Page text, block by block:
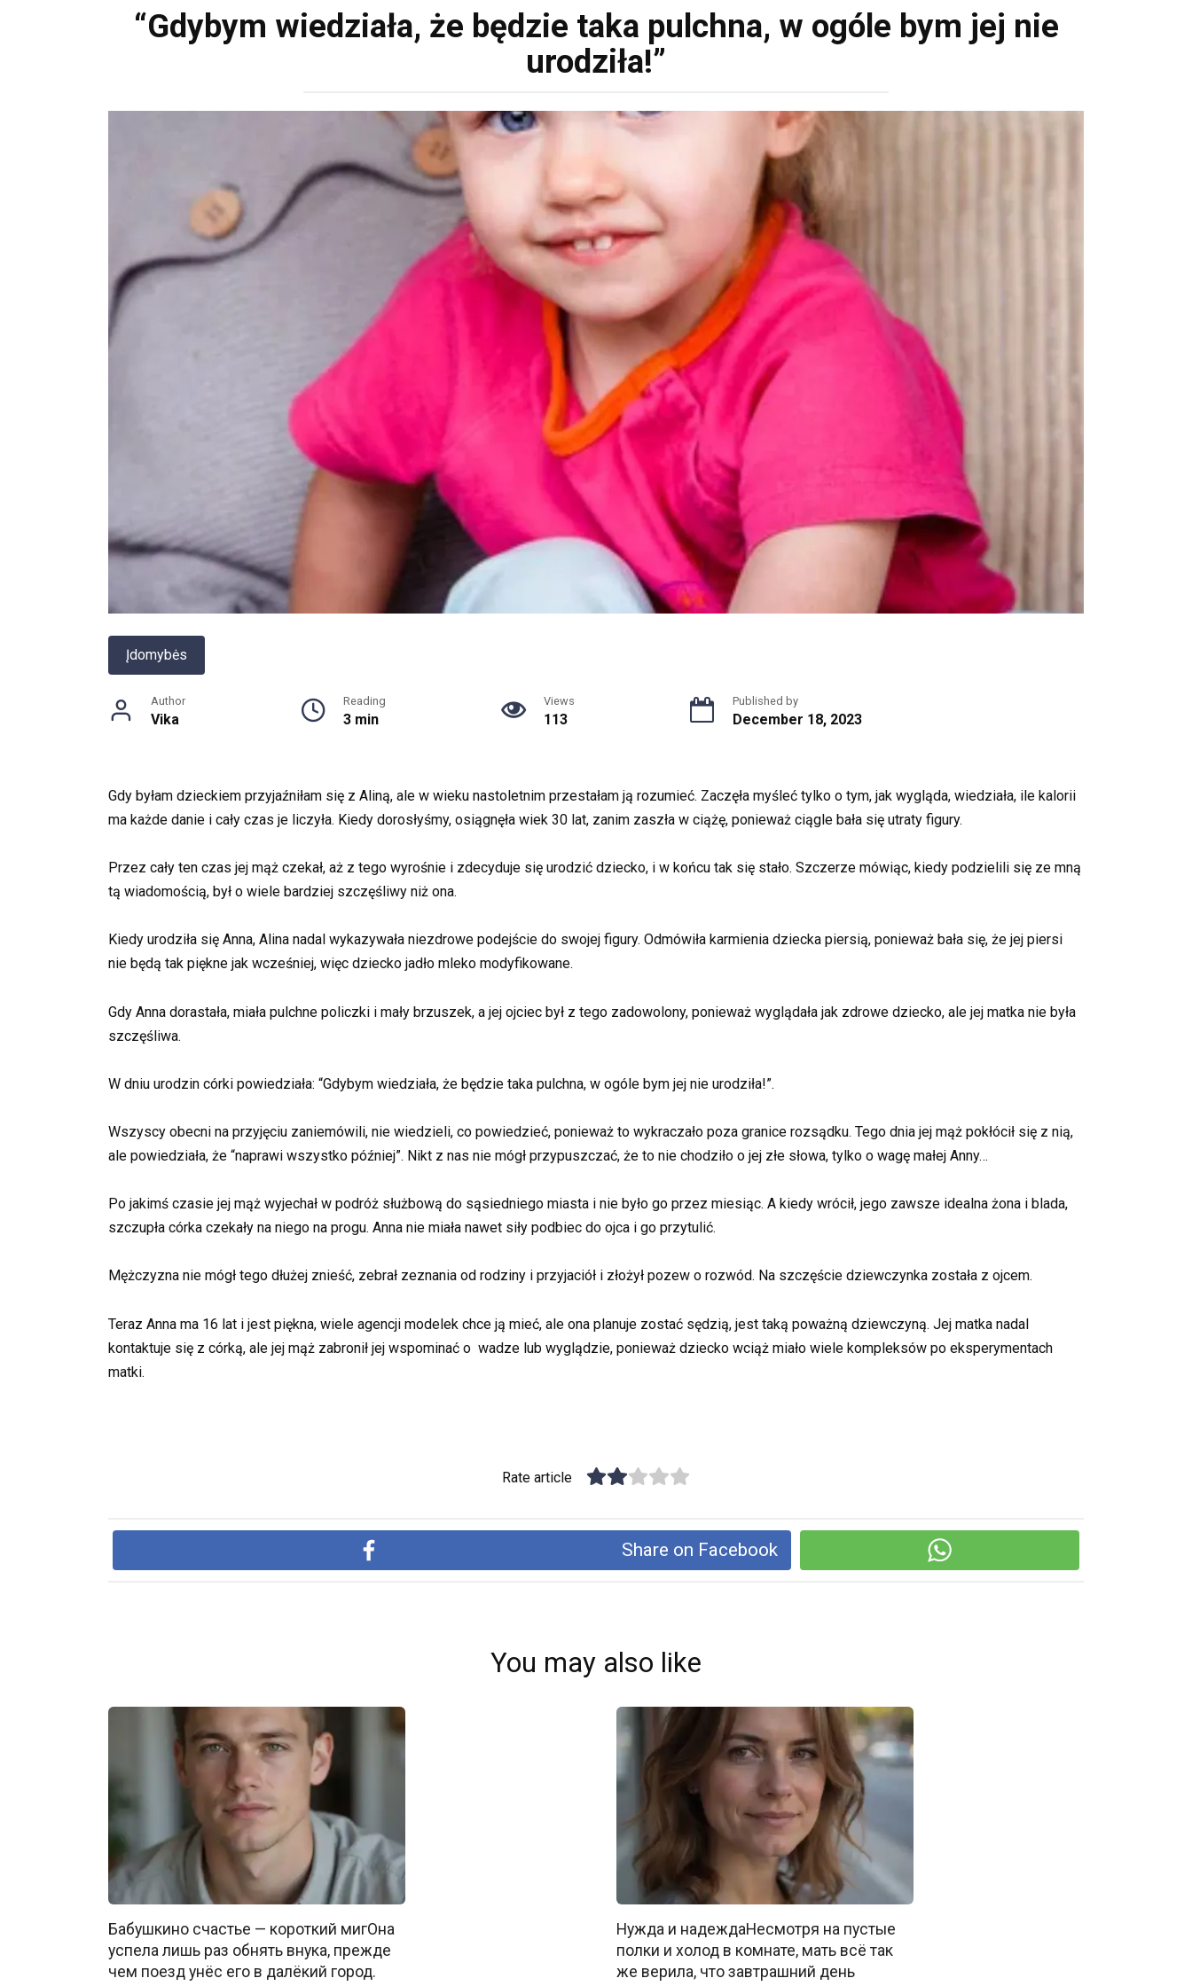
“Gdybym wiedziała, że będzie taka pulchna, w ogóle bym jej nie
urodziła!”
Įdomybės
Author
Vika
Reading
3 min
Views
113
Published by
December 18, 2023
Gdy byłam dzieckiem przyjaźniłam się z Aliną, ale w wieku nastoletnim przestałam ją rozumieć. Zaczęła myśleć tylko o tym, jak wygląda, wiedziała, ile kalorii
ma każde danie i cały czas je liczyła. Kiedy dorosłyśmy, osiągnęła wiek 30 lat, zanim zaszła w ciążę, ponieważ ciągle bała się utraty figury.
Przez cały ten czas jej mąż czekał, aż z tego wyrośnie i zdecyduje się urodzić dziecko, i w końcu tak się stało. Szczerze mówiąc, kiedy podzielili się ze mną
tą wiadomością, był o wiele bardziej szczęśliwy niż ona.
Kiedy urodziła się Anna, Alina nadal wykazywała niezdrowe podejście do swojej figury. Odmówiła karmienia dziecka piersią, ponieważ bała się, że jej piersi
nie będą tak piękne jak wcześniej, więc dziecko jadło mleko modyfikowane.
Gdy Anna dorastała, miała pulchne policzki i mały brzuszek, a jej ojciec był z tego zadowolony, ponieważ wyglądała jak zdrowe dziecko, ale jej matka nie była
szczęśliwa.
W dniu urodzin córki powiedziała: “Gdybym wiedziała, że będzie taka pulchna, w ogóle bym jej nie urodziła!”.
Wszyscy obecni na przyjęciu zaniemówili, nie wiedzieli, co powiedzieć, ponieważ to wykraczało poza granice rozsądku. Tego dnia jej mąż pokłócił się z nią,
ale powiedziała, że “naprawi wszystko później”. Nikt z nas nie mógł przypuszczać, że to nie chodziło o jej złe słowa, tylko o wagę małej Anny…
Po jakimś czasie jej mąż wyjechał w podróż służbową do sąsiedniego miasta i nie było go przez miesiąc. A kiedy wrócił, jego zawsze idealna żona i blada,
szczupła córka czekały na niego na progu. Anna nie miała nawet siły podbiec do ojca i go przytulić.
Mężczyzna nie mógł tego dłużej znieść, zebrał zeznania od rodziny i przyjaciół i złożył pozew o rozwód. Na szczęście dziewczynka została z ojcem.
Teraz Anna ma 16 lat i jest piękna, wiele agencji modelek chce ją mieć, ale ona planuje zostać sędzią, jest taką poważną dziewczyną. Jej matka nadal
kontaktuje się z córką, ale jej mąż zabronił jej wspominać o wadze lub wyglądzie, ponieważ dziecko wciąż miało wiele kompleksów po eksperymentach
matki.
Rate article
Share on Facebook
You may also like
Бабушкино счастье — короткий мигОна
успела лишь раз обнять внука, прежде
чем поезд унёс его в далёкий город.
Нужда и надеждаНесмотря на пустые
полки и холод в комнате, мать всё так
же верила, что завтрашний день